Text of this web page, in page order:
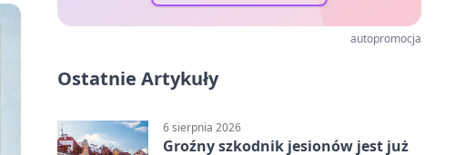
autopromocja
Ostatnie Artykuły
6 sierpnia 2026
Groźny szkodnik jesionów jest już